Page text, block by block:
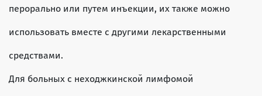
перорально или путем инъекции, их также можно
использовать вместе с другими лекарственными
средствами.
Для больных с неходжкинской лимфомой